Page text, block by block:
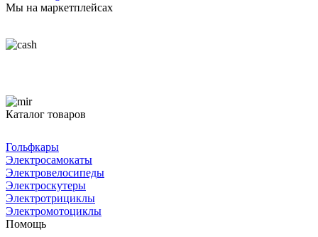
Мы на маркетплейсах
Каталог товаров
Гольфкары
Электросамокаты
Электровелосипеды
Электроскутеры
Электротрициклы
Электромотоциклы
Помощь